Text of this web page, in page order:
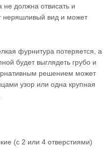
должна отвисать и
неряшливый вид и может
фурнитура потеряется, а
будет выглядеть грубо и
решением может
узор или одна крупная
(с 2 или 4 отверстиями)